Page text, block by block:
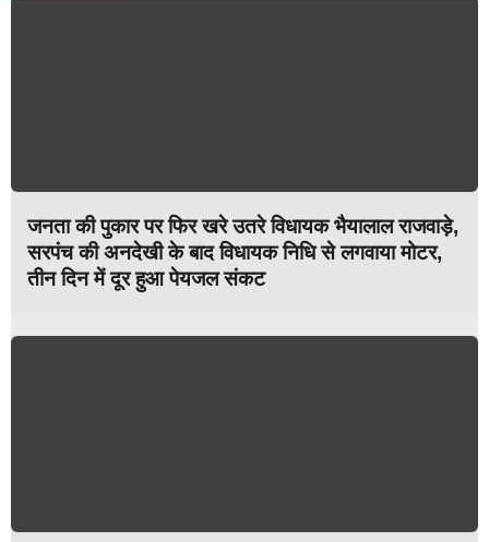
जनता की पुकार पर फिर खरे उतरे विधायक भैयालाल राजवाड़े,
सरपंच की अनदेखी के बाद विधायक निधि से लगवाया मोटर,
तीन दिन में दूर हुआ पेयजल संकट